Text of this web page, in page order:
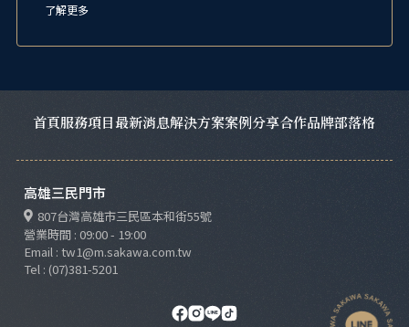
了解更多
合作品牌
最新消息
服務項目 案例分享
解決方案 部落格
首頁
高雄三民門市
807台灣高雄市三民區本和街55號
營業時間 : 09:00 - 19:00
Email : tw1@m.sakawa.com.tw
Tel : (07)381-5201